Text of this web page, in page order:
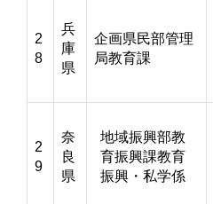
2
8
兵
庫
県
企画県民部管理
局教育課
2
9
奈
良
県
地域振興部教
育振興課教育
振興・私学係